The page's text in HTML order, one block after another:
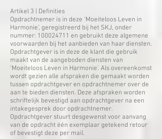
​Artikel 3 | Definities
Opdrachtnemer is in deze ‘Moeiteloos Leven in
Harmonie’, geregistreerd bij het SKJ, onder
nummer: 100024711 en gebruikt deze algemene
voorwaarden bij het aanbieden van haar diensten.
Opdrachtgever is in deze de klant die gebruik
maakt van de aangeboden diensten van
‘Moeiteloos Leven in Harmonie’. Als overeenkomst
wordt gezien alle afspraken die gemaakt worden
tussen opdrachtgever en opdrachtnemer over de
aan te bieden diensten. Deze afspraken worden
schriftelijk bevestigd aan opdrachtgever na een
intakegesprek door opdrachtnemer.
Opdrachtgever stuurt desgewenst voor aanvang
van de opdracht één exemplaar getekend retour
of bevestigt deze per mail.